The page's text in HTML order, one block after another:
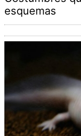
esquemas